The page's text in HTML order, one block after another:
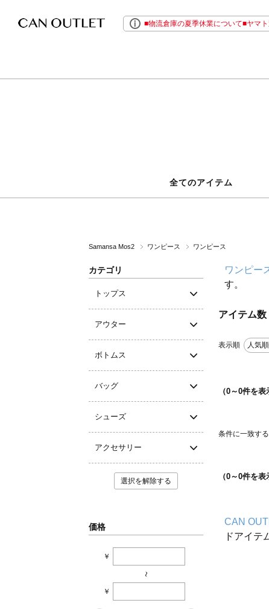
■物流倉庫の夏季休業について■ヤマ
全てのアイテム
Samansa Mos2 ワンピース ワンピース
カテゴリ
トップス
アウター
ボトムス
バッグ
シューズ
アクセサリー
選択を解除する
価格
￥
~
￥
ワンピー
す。
アイテム数
表示順 人気順
（0～0件を表
条件に一致す
（0～0件を表
CAN
ドアイテ